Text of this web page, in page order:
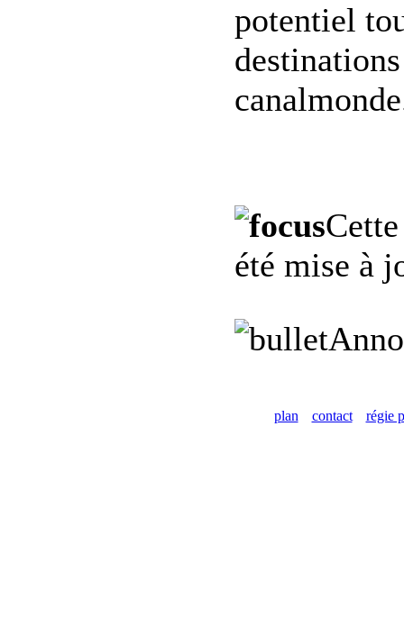
potentiel
été mise à
plan contact régie